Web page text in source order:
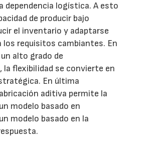
dependencia logística. A esto
de producir bajo
el inventario y adaptarse
los requisitos cambiantes. En
alto grado de
la flexibilidad se convierte en
En última
aditiva permite la
modelo basado en
modelo basado en la